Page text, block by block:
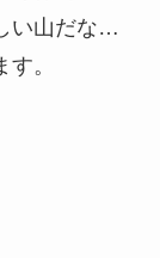
い山だな…
。